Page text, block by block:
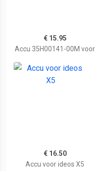
€ 15.95
Accu 35H00141-00M voor
€ 16.50
Accu voor ideos X5